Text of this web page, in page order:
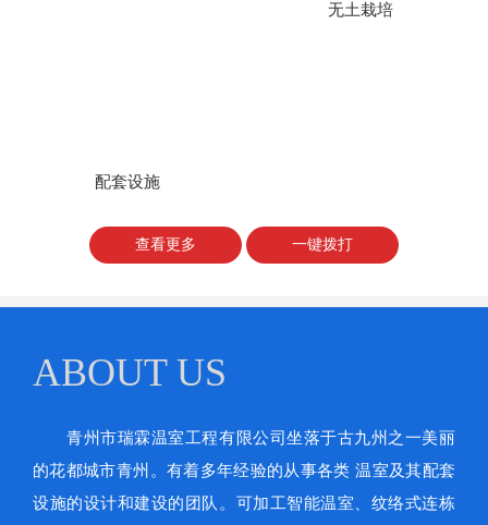
配套设施
无土栽培
查看更多 一键拨打
ABOUT US
青州市瑞霖温室工程有限公司坐落于古九州之一美丽
的花都城市青州。有着多年经验的从事各类 温室及其配套
设施的设计和建设的团队。可加工智能温室、纹络式连栋